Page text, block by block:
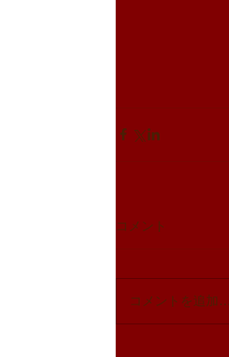
コメント
コメントを追加